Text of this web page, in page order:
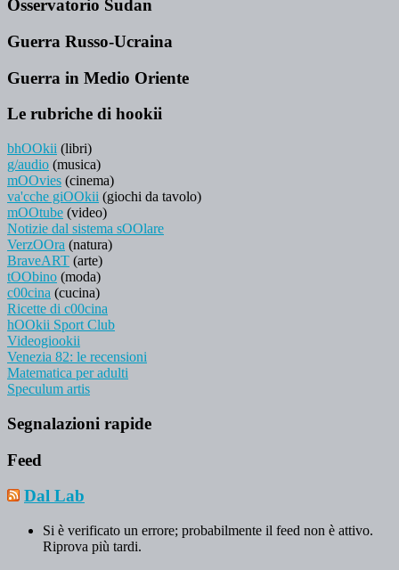
Osservatorio Sudan
Guerra Russo-Ucraina
Guerra in Medio Oriente
Le rubriche di hookii
bhOOkii (libri)
g/audio (musica)
mOOvies (cinema)
va'cche giOOkii (giochi da tavolo)
mOOtube (video)
Notizie dal sistema sOOlare
VerzOOra (natura)
BraveART (arte)
tOObino (moda)
c00cina (cucina)
Ricette di c00cina
hOOkii Sport Club
Videogiookii
Venezia 82: le recensioni
Matematica per adulti
Speculum artis
Segnalazioni rapide
Feed
Dal Lab
Si è verificato un errore; probabilmente il feed non è attivo.
Riprova più tardi.